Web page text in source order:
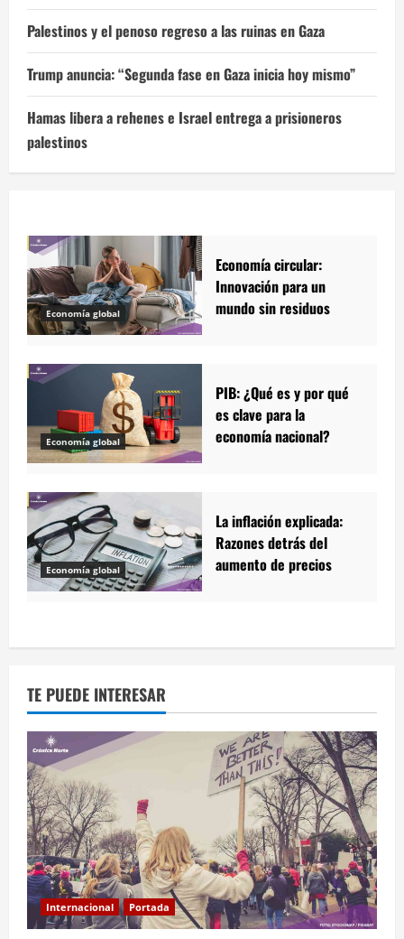
Palestinos y el penoso regreso a las ruinas en Gaza
Trump anuncia: “Segunda fase en Gaza inicia hoy mismo”
Hamas libera a rehenes e Israel entrega a prisioneros
palestinos
Economía global
Economía circular:
Innovación para un
mundo sin residuos
Economía global
PIB: ¿Qué es y por qué
es clave para la
economía nacional?
Economía global
La inflación explicada:
Razones detrás del
aumento de precios
TE PUEDE INTERESAR
Internacional Portada